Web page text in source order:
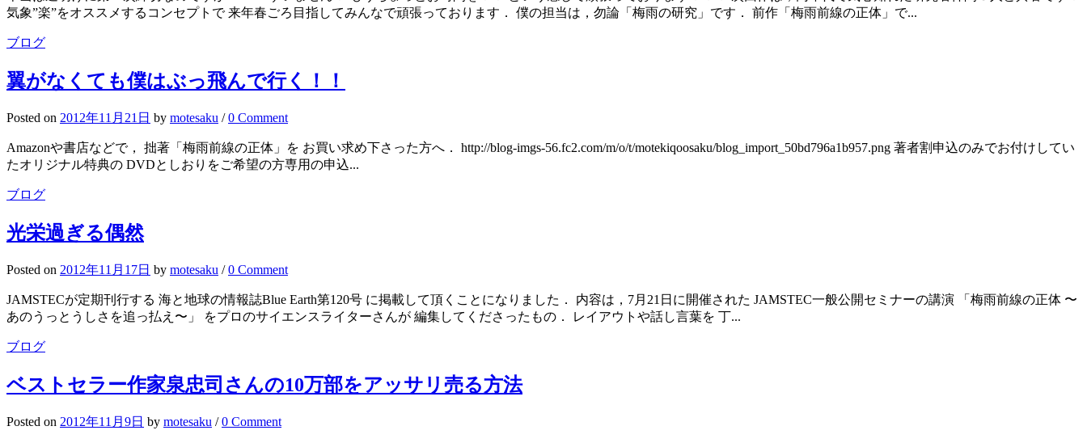
気象”楽”をオススメするコンセプトで 来年春ごろ目指してみんなで頑張っております． 僕の担当は，勿論「梅雨の研究」です． 前作「梅雨前線の正体」で...
ブログ
翼がなくても僕はぶっ飛んで行く！！
Posted on 2012年11月21日 by motesaku /0 Comment
Amazonや書店などで， 拙著「梅雨前線の正体」を お買い求め下さった方へ． http://blog-imgs-56.fc2.com/m/o/t/motekiqoosaku/blog_import_50bd796a1b957.png 著者割申込のみでお付けしてい
たオリジナル特典の DVDとしおりをご希望の方専用の申込...
ブログ
光栄過ぎる偶然
Posted on 2012年11月17日 by motesaku /0 Comment
JAMSTECが定期刊行する 海と地球の情報誌Blue Earth第120号 に掲載して頂くことになりました． 内容は，7月21日に開催された JAMSTEC一般公開セミナーの講演 「梅雨前線の正体 〜
あのうっとうしさを追っ払え〜」 をプロのサイエンスライターさんが 編集してくださったもの． レイアウトや話し言葉を 丁...
ブログ
ベストセラー作家泉忠司さんの10万部をアッサリ売る方法
Posted on 2012年11月9日 by motesaku /0 Comment